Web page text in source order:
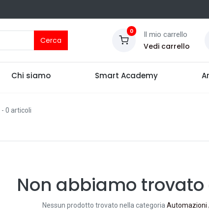
Cerca
0 Il mio carrello
Vedi carrello
Chi siamo Smart Academy
- 0 articoli
Non abbiamo
Nessun prodotto trovato nella categoriaAutomazioni